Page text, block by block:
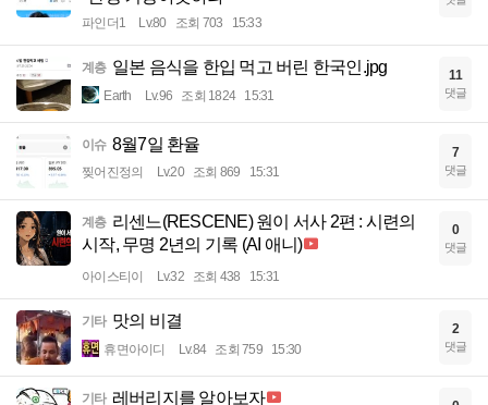
파인더1 Lv.80 조회 703 15:33
계층 일본 음식을 한입 먹고 버린 한국인.jpg
Earth Lv.96 조회 1824 15:31
11
댓글
이슈 8월7일 환율
찢어진정의 Lv.20 조회 869 15:31
7
댓글
계층 리센느(RESCENE) 원이 서사 2편 : 시련의
시작, 무명 2년의 기록 (AI 애니)
아이스티이 Lv.32 조회 438 15:31
0
댓글
기타 맛의 비결
휴면아이디 Lv.84 조회 759 15:30
2
댓글
기타 레버리지를 알아보자